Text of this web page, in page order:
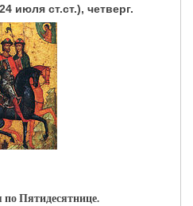
июля ст.ст.), четверг.
Пятидесятнице.